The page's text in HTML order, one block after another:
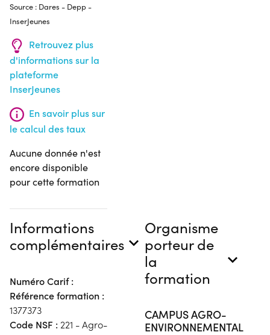
Source : Dares - Depp -
InserJeunes
Retrouvez plus
d'informations sur la
plateforme
InserJeunes
En savoir plus sur
le calcul des taux
Aucune donnée n'est
encore disponible
pour cette formation
Informations
complémentaires
Numéro Carif :
Référence formation :
1377373
Code NSF : 221 - Agro-
Organisme
porteur de
la
formation
CAMPUS AGRO-
ENVIRONNEMENTAL